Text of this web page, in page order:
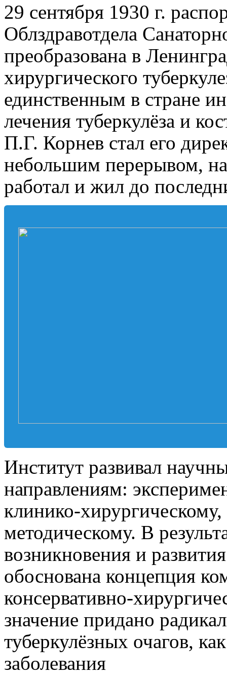
29 сентября 1930 г.
Облздравотдела
преобразована в
хирургического
единственным в стране
лечения туберкулёза и
П.Г. Корнев стал его
небольшим перерывом,
работал и жил до
Институт развивал
направлениям:
клинико-
методическому. В
возникновения и
обоснована концепция
консервативно-
значение придано
туберкулёзных очагов,
заболевания